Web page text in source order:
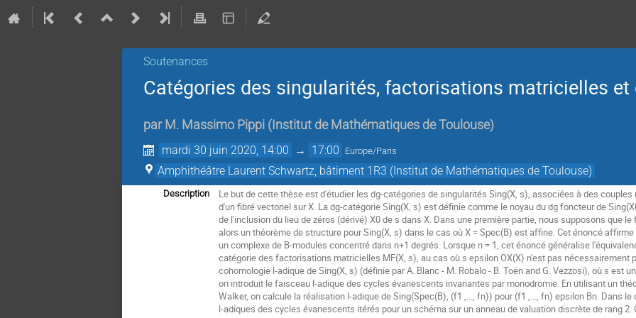
Soutenances
Catégories des singularités, factorisations matricielles et
par M. Massimo Pippi ( Institut de Mathématiques de Toulouse)
mardi 30 juin 2020, 14:00 → 17:00 Europe/Paris
Amphithéâtre Laurent Schwartz, bâtiment 1R3 (Institut de Mathématiques de Toulouse)
Description
Le but de cette thèse est d'étudier les dg-catégories de singularités Sing(X, s), associées à des
d'un fibré vectoriel sur X. La dg-catégorie Sing(X, s) est définie comme le noyau du dg foncteur de
de l'inclusion du lieu de zéros (dérivé) X0 de s dans X. Dans une première partie, nous supposons que
alors un théorème de structure pour Sing(X, s) dans le cas où X = Spec(B) est affine. Cet énoncé
un complexe de B-modules concentré dans n+1 degrés. Lorsque n = 1, cet énoncé généralise
catégorie des factorisations matricielles MF(X, s), au cas où s epsilon OX(X) n'est pas nécessairement
cohomologie l-adique de Sing(X, s) (définie par A. Blanc - M. Robalo - B. Toën and G. Vezzosi), où s est
on introduit le faisceau l-adique des cycles évanescents invariantes par monodromie. En utilisant un
Walker, on calcule la réalisation l-adique de Sing(Spec(B), (f1 ,..., fn)) pour (f1 ,..., fn) epsilon Bn. Dans
l-adiques des cycles évanescents itérés pour un schéma sur un anneau de valuation discrète de rang